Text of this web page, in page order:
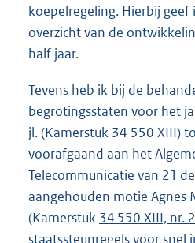
koepelregeling. Hierbij geef
overzicht van de
half jaar.
Tevens heb ik bij de
begrotingsstaten voor het
jl. (Kamerstuk 34 550 XIII)
voorafgaand aan het
Telecommunicatie van 21
aangehouden motie Agnes
(Kamerstuk 34 550 XIII, nr.
staatssteunregels voor snel